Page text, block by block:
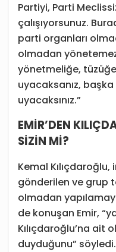
Partiyi, Parti
çalışıyorsunuz.
parti organları
olmadan
yönetmeliğe,
uyacaksanız, başka
uyacaksınız.”
EMİR’DEN
SİZİN Mİ?
Kemal
gönderilen ve grup
olmadan
de konuşan Emir,
Kılıçdaroğlu’na ait
duyduğunu”